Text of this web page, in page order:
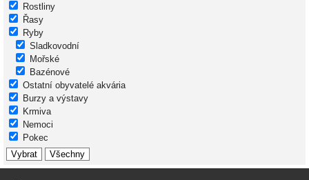
Rostliny
Řasy
Ryby
Sladkovodní
Mořské
Bazénové
Ostatní obyvatelé akvária
Burzy a výstavy
Krmiva
Nemoci
Pokec